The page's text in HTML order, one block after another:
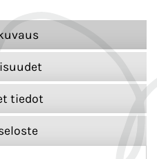
tiedot